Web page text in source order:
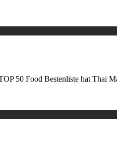
50 Food Bestenliste hat Thai